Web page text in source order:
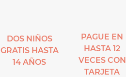
DOS NIÑOS
GRATIS HASTA
14 AÑOS
PAGUE EN
HASTA 12
VECES CON
TARJETA